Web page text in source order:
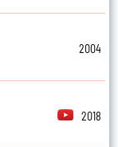
2004
2018